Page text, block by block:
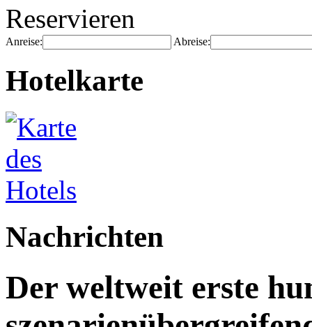
Reservieren
Anreise: Abreise:
Hotelkarte
Nachrichten
Der weltweit erste